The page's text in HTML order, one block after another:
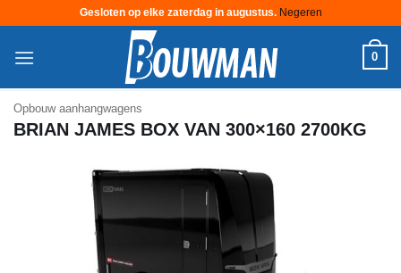
Gesloten op elke zaterdag in augustus. Negeren
naar
0
Opbouw aanhangwagens
BRIAN JAMES BOX VAN 300×160 2700KG